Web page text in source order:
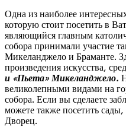
Одна из наиболее
которую стоит посетить в
являющийся главным
собора принимали участие
Микеланджело и Браманте.
произведения искусства,
и «Пьета» Микеланджело.
великолепными видами на
собора. Если вы сделаете
можете также посетить
Дворец.